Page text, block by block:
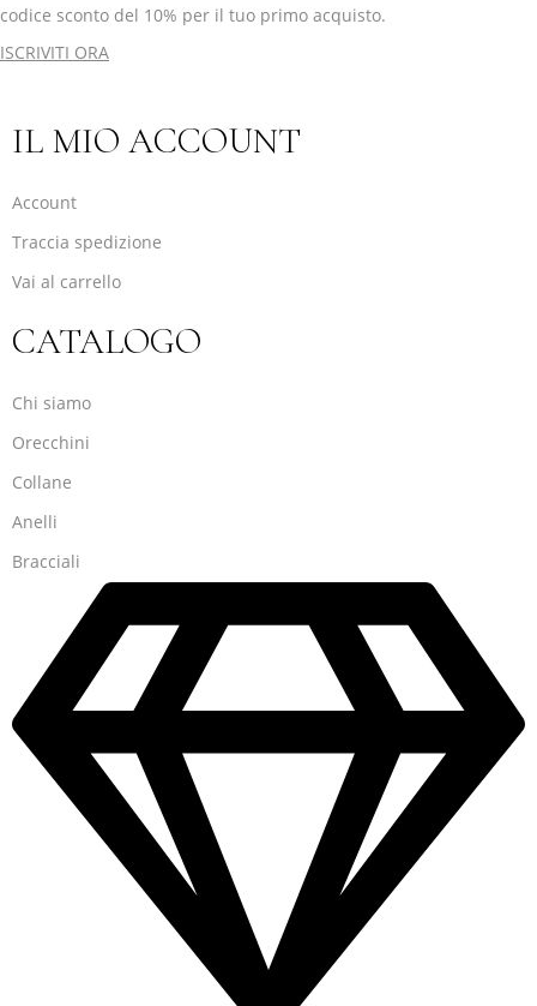
codice sconto del 10% per il tuo primo acquisto.
ISCRIVITI ORA
IL MIO ACCOUNT
Account
Traccia spedizione
Vai al carrello
CATALOGO
Chi siamo
Orecchini
Collane
Anelli
Bracciali